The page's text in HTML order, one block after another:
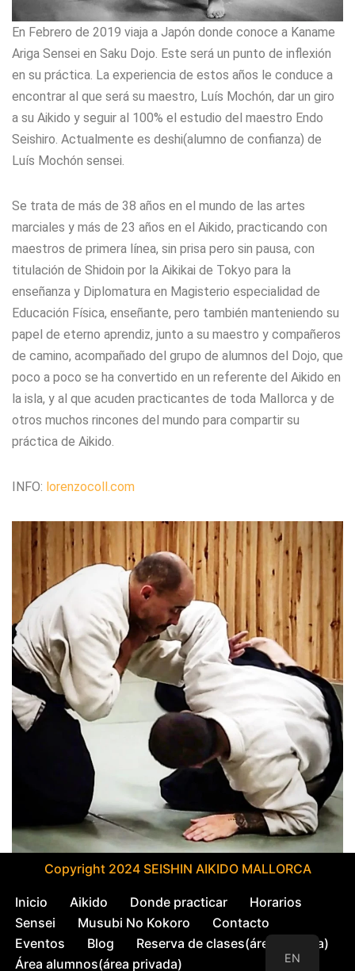
En Febrero de 2019 viaja a Japón donde conoce a Kaname
Ariga Sensei en Saku Dojo. Este será un punto de inflexión
en su práctica. La experiencia de estos años le conduce a
encontrar al que será su maestro, Luís Mochón, dar un giro
a su Aikido y seguir al 100% el estudio del maestro Endo
Seishiro. Actualmente es deshi(alumno de confianza) de
Luís Mochón sensei.
Se trata de más de 38 años en el mundo de las artes
marciales y más de 23 años en el Aikido, practicando con
maestros de primera línea, sin prisa pero sin pausa, con
titulación de Shidoin por la Aikikai de Tokyo para la
enseñanza y Diplomatura en Magisterio especialidad de
Educación Física, enseñante, pero también manteniendo su
papel de eterno aprendiz, junto a su maestro y compañeros
de camino, acompañado del grupo de alumnos del Dojo, que
poco a poco se ha convertido en un referente del Aikido en
la isla, y al que acuden practicantes de toda Mallorca y de
otros muchos rincones del mundo para compartir su
práctica de Aikido.
INFO: lorenzocoll.com
Copyright 2024 SEISHIN AIKIDO MALLORCA
Inicio Aikido Donde practicar
Horarios
Sensei
Musubi No Kokoro
Contacto
Eventos
Blog
Reserva de clases(área privada)
Área alumnos(área privada)
EN